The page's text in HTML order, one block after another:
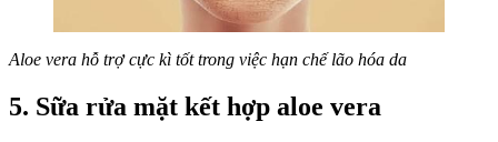
Aloe vera hỗ trợ cực kì tốt trong việc hạn chế lão hóa da
5. Sữa rửa mặt kết hợp aloe vera